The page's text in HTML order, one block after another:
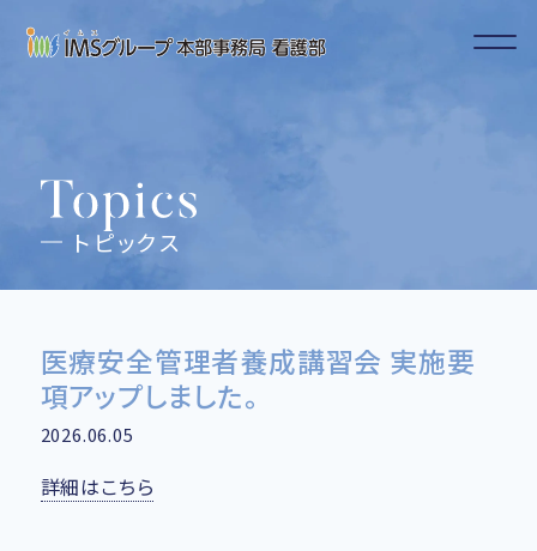
トピックス
医療安全管理者養成講習会 実施要
項アップしました。
2026.06.05
詳細はこちら